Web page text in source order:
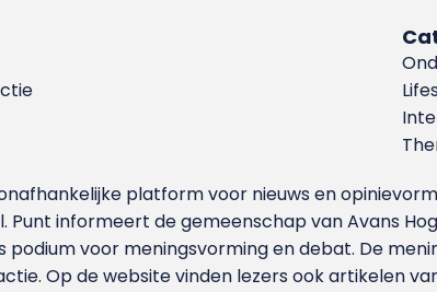
platform voor nieuws en
Punt informeert de gemeenschap van Avans
podium voor meningsvorming en debat. De
Op de website vinden lezers ook artikelen